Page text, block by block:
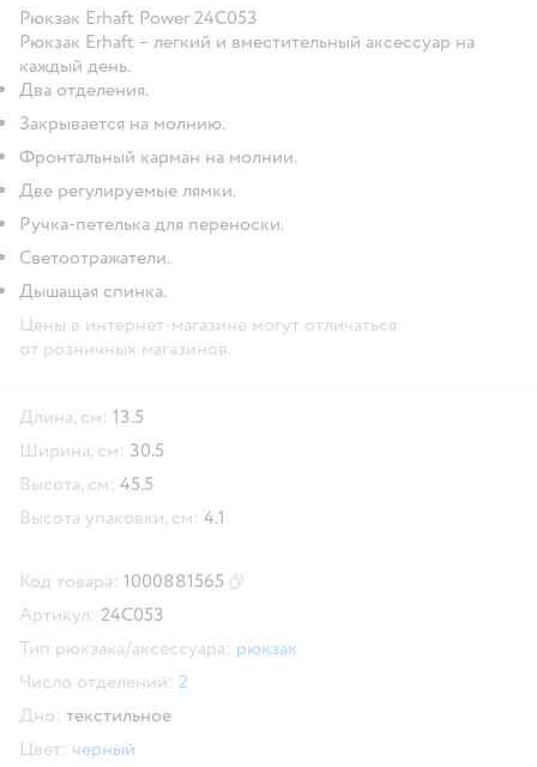
Рюкзак Erhaft Power 24C053
Рюкзак Erhaft – легкий и вместительный аксессуар на
каждый день.
Два отделения.
Закрывается на молнию.
Фронтальный карман на молнии.
Две регулируемые лямки.
Ручка-петелька для переноски.
Светоотражатели.
Дышащая спинка.
Цены в интернет-магазине могут отличаться
от розничных магазинов.
Длина, см: 13.5
Ширина, см: 30.5
Высота, см: 45.5
Высота упаковки, см: 4.1
Код товара: 1000881565
Артикул: 24C053
Тип рюкзака/аксессуара: рюкзак
Число отделений: 2
Дно: текстильное
Цвет: черный